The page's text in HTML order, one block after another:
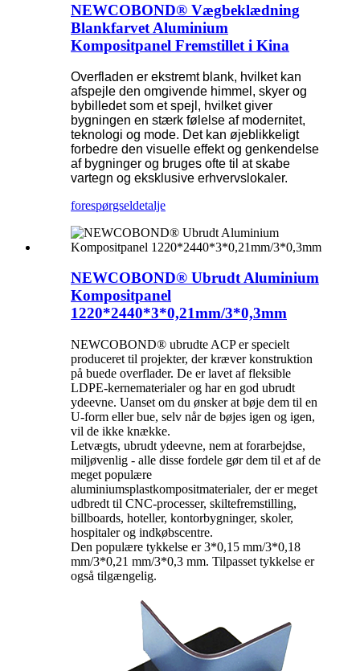
NEWCOBOND® Vægbeklædning
Blankfarvet Aluminium
Kompositpanel Fremstillet i Kina
Overfladen er ekstremt blank, hvilket kan
afspejle den omgivende himmel, skyer og
bybilledet som et spejl, hvilket giver
bygningen en stærk følelse af modernitet,
teknologi og mode. Det kan øjeblikkeligt
forbedre den visuelle effekt og genkendelse
af bygninger og bruges ofte til at skabe
vartegn og eksklusive erhvervslokaler.
forespørgseldetalje
NEWCOBOND® Ubrudt Aluminium
Kompositpanel
1220*2440*3*0,21mm/3*0,3mm
NEWCOBOND® ubrudte ACP er specielt
produceret til projekter, der kræver konstruktion
på buede overflader. De er lavet af fleksible
LDPE-kernematerialer og har en god ubrudt
ydeevne. Uanset om du ønsker at bøje dem til en
U-form eller bue, selv når de bøjes igen og igen,
vil de ikke knække.
Letvægts, ubrudt ydeevne, nem at forarbejdse,
miljøvenlig - alle disse fordele gør dem til et af de
meget populære
aluminiumsplastkompositmaterialer, der er meget
udbredt til CNC-processer, skiltefremstilling,
billboards, hoteller, kontorbygninger, skoler,
hospitaler og indkøbscentre.
Den populære tykkelse er 3*0,15 mm/3*0,18
mm/3*0,21 mm/3*0,3 mm. Tilpasset tykkelse er
også tilgængelig.